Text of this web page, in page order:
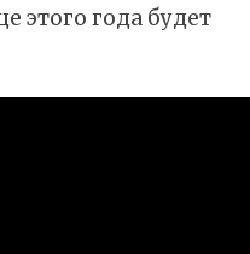
этого года будет